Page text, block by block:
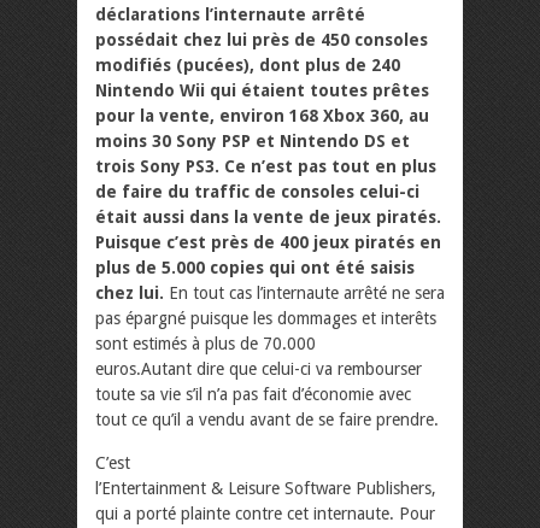
déclarations l’internaute arrêté
possédait chez lui près de 450 consoles
modifiés (pucées), dont plus de 240
Nintendo Wii qui étaient toutes prêtes
pour la vente, environ 168 Xbox 360, au
moins 30 Sony PSP et Nintendo DS et
trois Sony PS3. Ce n’est pas tout en plus
de faire du traffic de consoles celui-ci
était aussi dans la vente de jeux piratés.
Puisque c’est près de 400 jeux piratés en
plus de 5.000 copies qui ont été saisis
chez lui. En tout cas l’internaute arrêté ne sera
pas épargné puisque les dommages et interêts
sont estimés à plus de 70.000
euros.Autant dire que celui-ci va rembourser
toute sa vie s’il n’a pas fait d’économie avec
tout ce qu’il a vendu avant de se faire prendre.
C’est
l’Entertainment & Leisure Software Publishers,
qui a porté plainte contre cet internaute. Pour